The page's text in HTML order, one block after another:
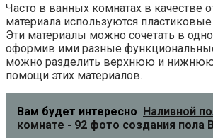
Часто в ванных комнатах в качестве
материала используются
Эти материалы можно сочетать в
оформив ими разные
можно разделить верхнюю и нижнюю
помощи этих материалов.
Вам будет интересно Наливной
комнате - 92 фото создания пола